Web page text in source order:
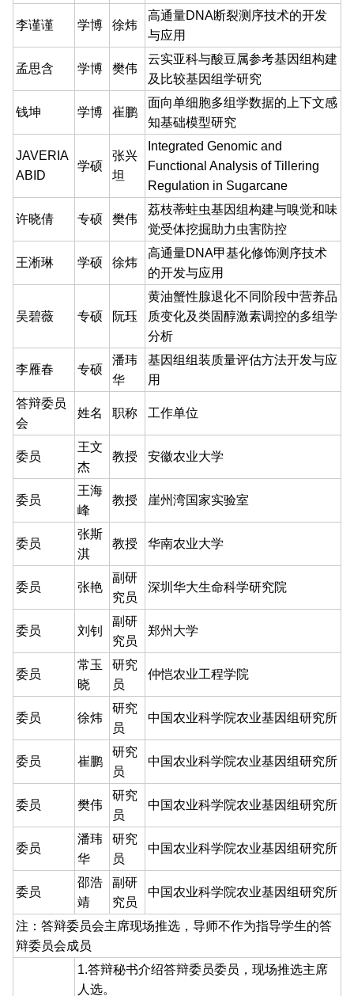
李谨谨 学博 徐炜
高通量DNA断裂测序技术的开发
与应用
孟思含 学博 樊伟
云实亚科与酸豆属参考基因组构建
及比较基因组学研究
钱坤 学博 崔鹏
面向单细胞多组学数据的上下文感
知基础模型研究
JAVERIA
ABID
学硕
张兴
坦
Integrated Genomic and
Functional Analysis of Tillering
Regulation in Sugarcane
许晓倩 专硕 樊伟
荔枝蒂蛀虫基因组构建与嗅觉和味
觉受体挖掘助力虫害防控
王淅琳 学硕 徐炜
高通量DNA甲基化修饰测序技术
的开发与应用
吴碧薇 专硕 阮珏
黄油蟹性腺退化不同阶段中营养品
质变化及类固醇激素调控的多组学
分析
李雁春 专硕
潘玮
华
基因组组装质量评估方法开发与应
用
答辩委员
会
姓名 职称 工作单位
委员
王文
杰
教授 安徽农业大学
委员
王海
峰
教授 崖州湾国家实验室
委员
张斯
淇
教授 华南农业大学
委员 张艳
副研
究员
深圳华大生命科学研究院
委员 刘钊
副研
究员
郑州大学
委员
常玉
晓
研究
员
仲恺农业工程学院
委员 徐炜
研究
员
中国农业科学院农业基因组研究所
委员 崔鹏
研究
员
中国农业科学院农业基因组研究所
委员 樊伟
研究
员
中国农业科学院农业基因组研究所
委员
潘玮
华
研究
员
中国农业科学院农业基因组研究所
委员
邵浩
靖
副研
究员
中国农业科学院农业基因组研究所
注：答辩委员会主席现场推选，导师不作为指导学生的答
辩委员会成员
1.答辩秘书介绍答辩委员委员，现场推选主席
人选。